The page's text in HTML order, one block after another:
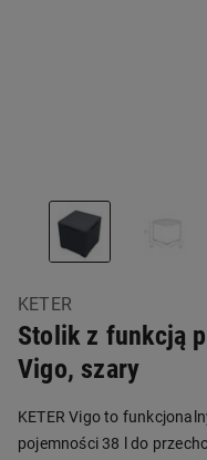
KETER
Stolik z funkcją
Vigo, szary
KETER Vigo to
pojemności 38 l do